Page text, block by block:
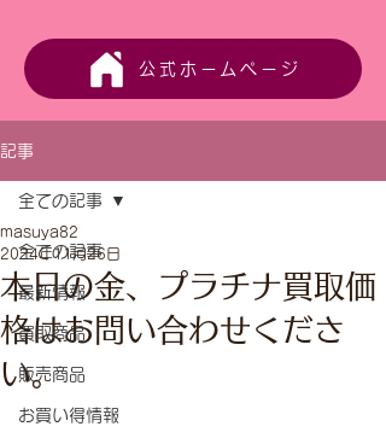
公式ホームページ
記事
全ての記事
最新情報
買取商品
販売商品
お買い得情報
全ての記事
本日の金、プラチナ買取価
格はお問い合わせくださ
い。
masuya82
2024年11月26日